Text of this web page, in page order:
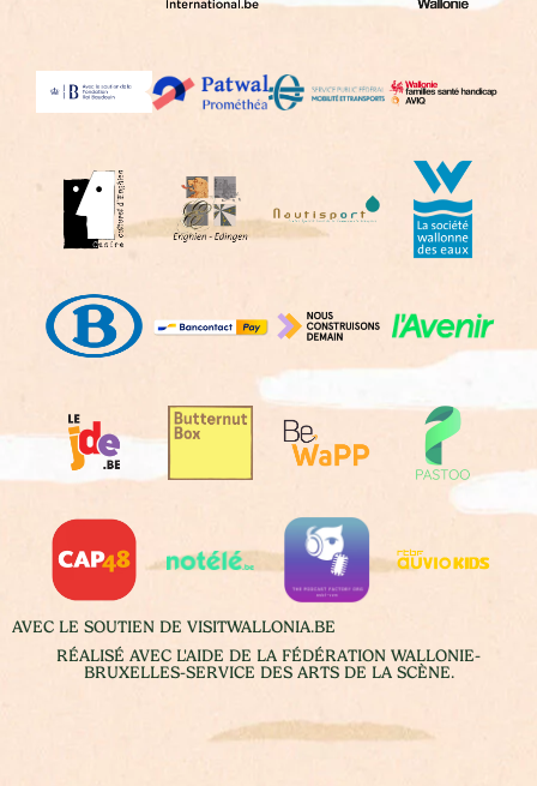
AVEC LE SOUTIEN DE VISITWALLONIA.BE
RÉALISÉ AVEC L'AIDE DE LA FÉDÉRATION WALLONIE-
BRUXELLES-SERVICE DES ARTS DE LA SCÈNE.